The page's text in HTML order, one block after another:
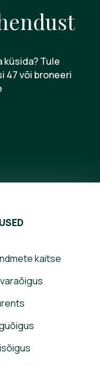
küsida? Tule
47 või broneeri
kaitse